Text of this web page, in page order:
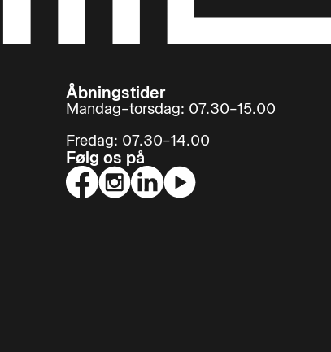
Åbningstider
Mandag–torsdag: 07.30–15.00
Fredag: 07.30–14.00
Følg os på